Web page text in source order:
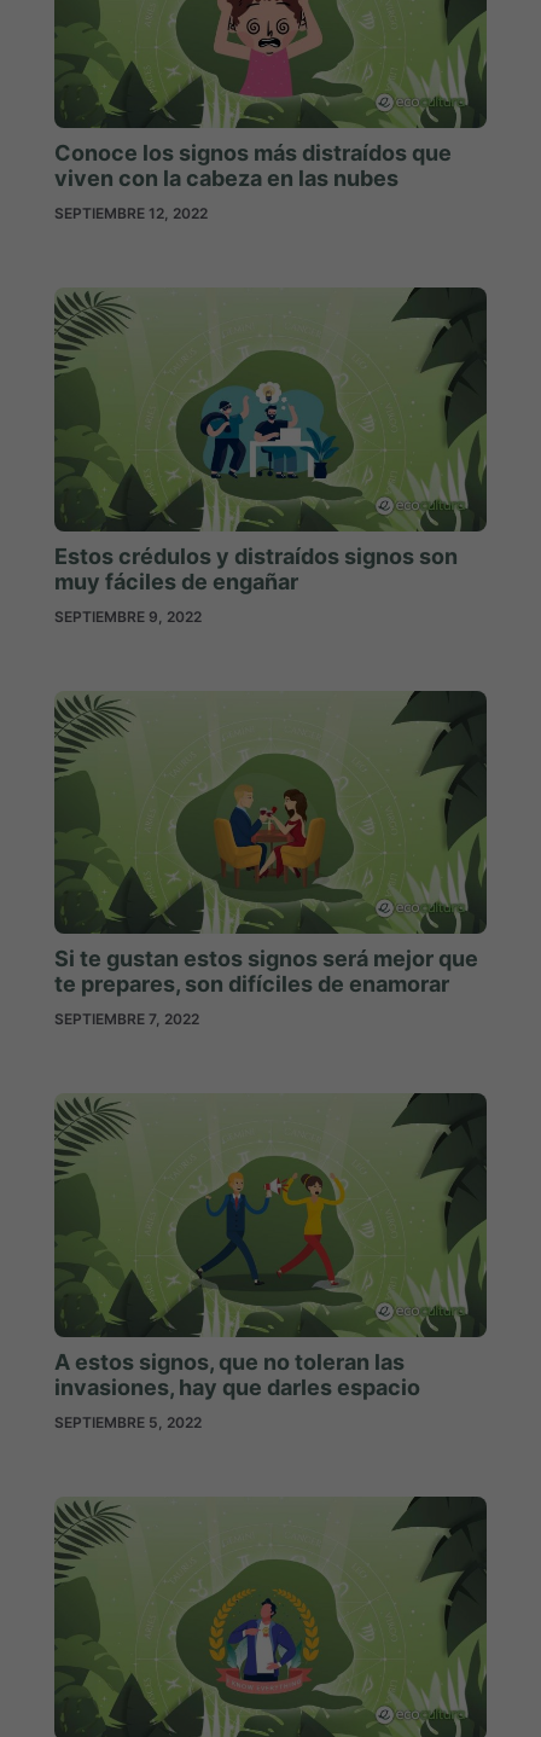
Conoce los signos más distraídos que
viven con la cabeza en las nubes
SEPTIEMBRE 12, 2022
Estos crédulos y distraídos signos son
muy fáciles de engañar
SEPTIEMBRE 9, 2022
Si te gustan estos signos será mejor que
te prepares, son difíciles de enamorar
SEPTIEMBRE 7, 2022
A estos signos, que no toleran las
invasiones, hay que darles espacio
SEPTIEMBRE 5, 2022